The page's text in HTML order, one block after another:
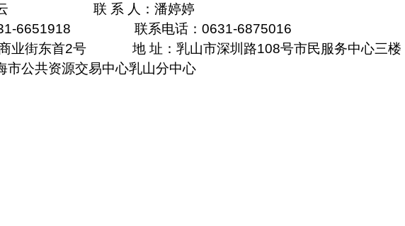
联 系 人：潘婷婷
6651918 联系电话：0631-6875016
业街东首2号 地 址：乳山市深圳路108号市民服务中心三楼
市公共资源交易中心乳山分中心